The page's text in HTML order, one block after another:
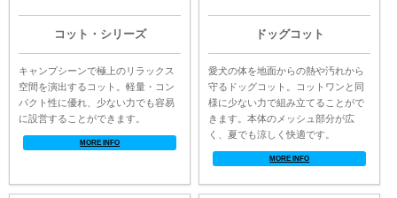
コット・シリーズ
キャンプシーンで極上のリラックス
空間を演出するコット。軽量・コン
パクト性に優れ、少ない力でも容易
に設営することができます。
MORE INFO
ドッグコット
愛犬の体を地面からの熱や汚れから
守るドッグコット。コットワンと同
様に少ない力で組み立てることがで
きます。本体のメッシュ部分が広
く、夏でも涼しく快適です。
MORE INFO